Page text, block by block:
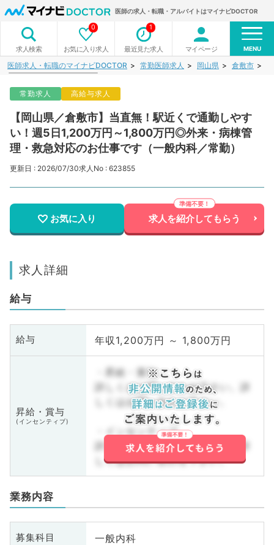
医師の求人・転職・アルバイトはマイナビDOCTOR
求人検索 お気に入り求人
0
最近見た求人
1
マイページ MENU
医師求人・転職のマイナビDOCTOR 常勤医師求人 岡山県 倉敷市
常勤求人 高給与求人
【岡山県／倉敷市】当直無！駅近くで通勤しやす
い！週5日1,200万円～1,800万円◎外来・病棟管
理・救急対応のお仕事です（一般内科／常勤）
更新日 : 2026/07/30求人No : 623855
お気に入り 求人を紹介してもらう
求人詳細
給与
給与 年収1,200万円 ～ 1,800万円
昇給・賞与
(インセンティブ)
・昇給・賞与
詳しくはお問い合わせ下さい。詳
しくはお問い合わせ下さい。
・インセンティブ
詳しくはお問い合わせ下さい。詳
しくはお問い合わせ下さい。
業務内容
募集科目 一般内科